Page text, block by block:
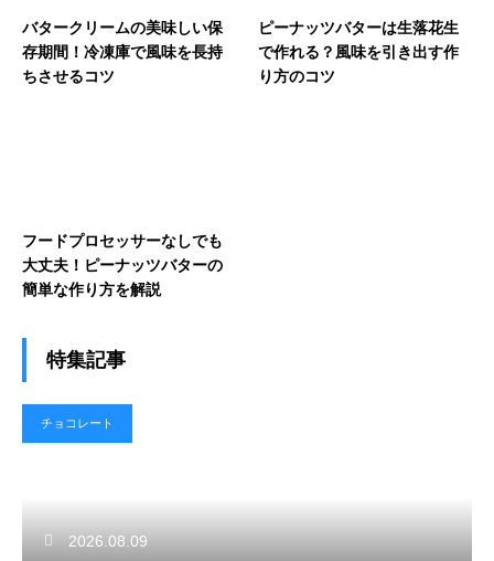
バタークリームの美味しい保
存期間！冷凍庫で風味を長持
ちさせるコツ
ピーナッツバターは生落花生
で作れる？風味を引き出す作
り方のコツ
フードプロセッサーなしでも
大丈夫！ピーナッツバターの
簡単な作り方を解説
特集記事
チョコレート
2026.08.09